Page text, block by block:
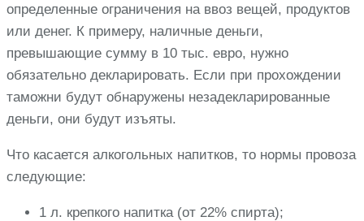
определенные ограничения на ввоз вещей, продуктов
или денег. К примеру, наличные деньги,
превышающие сумму в 10 тыс. евро, нужно
обязательно декларировать. Если при прохождении
таможни будут обнаружены незадекларированные
деньги, они будут изъяты.
Что касается алкогольных напитков, то нормы провоза
следующие:
1 л. крепкого напитка (от 22% спирта);